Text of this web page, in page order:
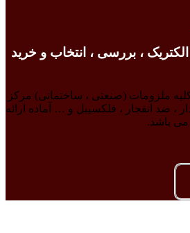
الکتریک ، بررسی ، انتخاب و خرید
کلیه ملزومات (صنعتی ، ساختمانی) مرکز
، ضد انفجار ، فلکسیبل و … آماده ارائه
باشد.